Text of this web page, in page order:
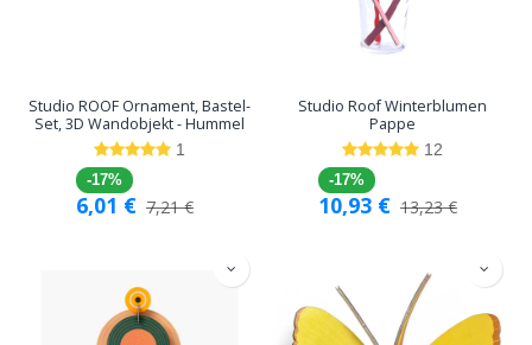
Studio ROOF Ornament, Bastel-
Set, 3D Wandobjekt - Hummel
1
-17%
6,01 € 7,21€
Studio Roof Winterblumen
Pappe
12
-17%
10,93 € 13,23€